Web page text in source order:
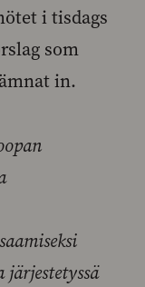
i tisdags
som
in.